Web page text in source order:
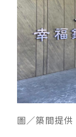
圖／築間提供